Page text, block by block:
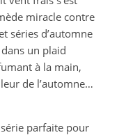
miracle contre
séries d’automne
un plaid
à la main,
de l’automne…
parfaite pour